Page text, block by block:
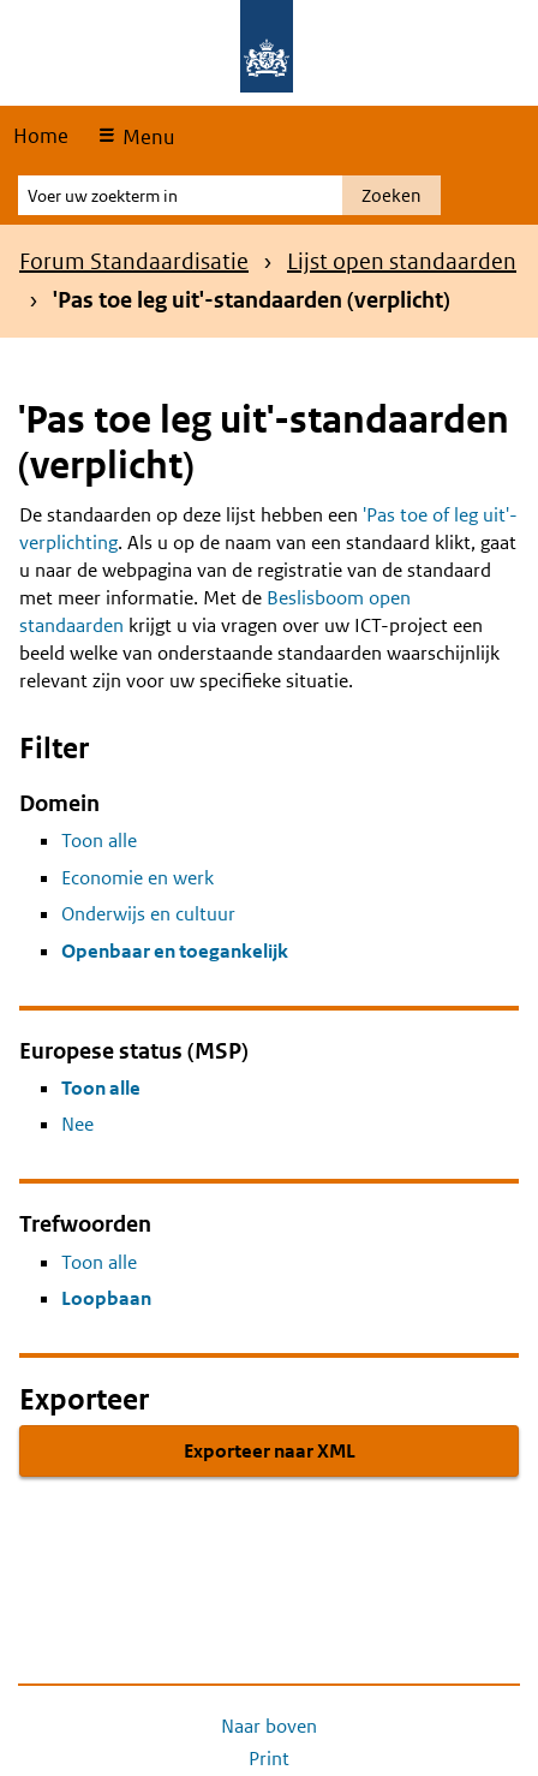
Home Menu
Voer
uw
zoekterm
Zoeken
Kruimelpad
Forum Standaardisatie
Lijst open standaarden
'Pas toe leg uit'-standaarden (verplicht)
'Pas toe leg uit'-standaarden
(verplicht)
Content
De standaarden op deze lijst hebben een 'Pas toe of leg uit'-
verplichting. Als u op de naam van een standaard klikt, gaat
u naar de webpagina van de registratie van de standaard
met meer informatie. Met de Beslisboom open
standaarden krijgt u via vragen over uw ICT-project een
beeld welke van onderstaande standaarden waarschijnlijk
relevant zijn voor uw specifieke situatie.
Filter
Domein
Toon alle
Economie en werk
Onderwijs en cultuur
Openbaar en toegankelijk
Europese status (MSP)
Toon alle
Nee
Trefwoorden
Toon alle
Loopbaan
Exporteer
Exporteer naar XML
Naar boven
Print